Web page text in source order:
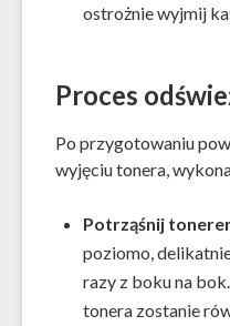
ostrożnie wyjmij
Proces
Po przygotowaniu
wyjęciu tonera,
Potrząśnij
poziomo,
razy z boku na
tonera zostanie